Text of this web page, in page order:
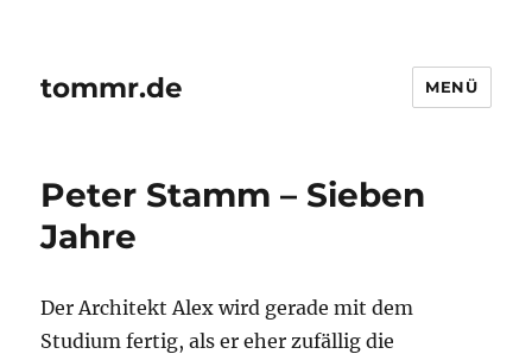
tommr.de MENÜ
Peter Stamm – Sieben
Jahre
Der Architekt Alex wird gerade mit dem
Studium fertig, als er eher zufällig die